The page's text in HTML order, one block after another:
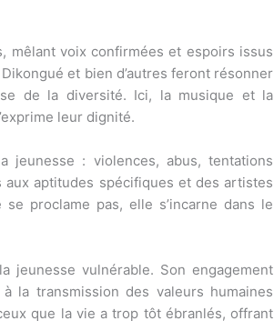
mêlant voix confirmées et espoirs issus
et bien d’autres feront résonner
de la diversité. Ici, la musique et la
leur dignité.
: violences, abus, tentations
aptitudes spécifiques et des artistes
se proclame pas, elle s’incarne dans le
jeunesse vulnérable. Son engagement
la transmission des valeurs humaines
que la vie a trop tôt ébranlés, offrant